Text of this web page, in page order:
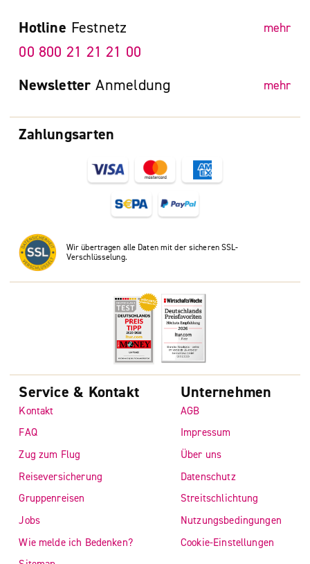
Zahlungsarten
Wir übertragen alle Daten mit der sicheren SSL-
Verschlüsselung.
Hotline Festnetz mehr
00 800 21 21 21 00
Newsletter Anmeldung mehr
Service & Kontakt
Kontakt
FAQ
Zug zum Flug
Reiseversicherung
Gruppenreisen
Jobs
Wie melde ich Bedenken?
Unternehmen
AGB
Impressum
Über uns
Datenschutz
Streitschlichtung
Nutzungsbedingungen
Cookie-Einstellungen